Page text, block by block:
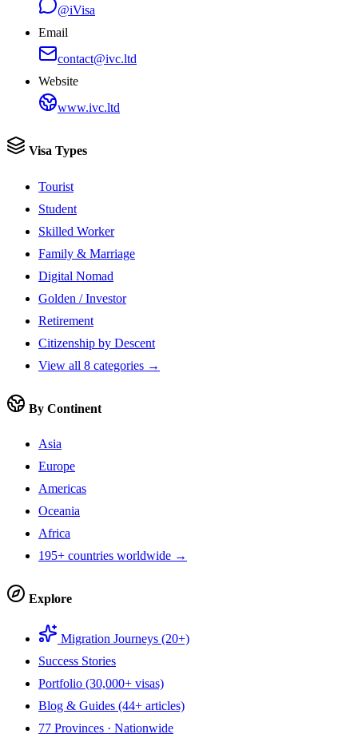
@iVisa
Email
contact@ivc.ltd
Website
www.ivc.ltd
Visa Types
Tourist
Student
Skilled Worker
Family & Marriage
Digital Nomad
Golden / Investor
Retirement
Citizenship by Descent
View all 8 categories →
By Continent
Asia
Europe
Americas
Oceania
Africa
195+ countries worldwide →
Explore
Migration Journeys (20+)
Success Stories
Portfolio (30,000+ visas)
Blog & Guides (44+ articles)
77 Provinces · Nationwide